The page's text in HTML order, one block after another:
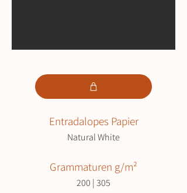
Entradalopes Papier
Natural White
Grammaturen g/m²
200 | 305